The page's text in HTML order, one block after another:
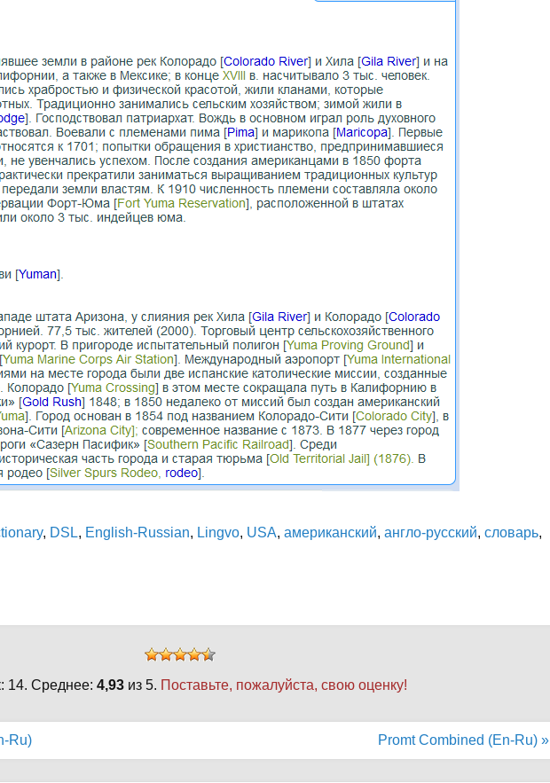
, DSL, English-Russian, Lingvo, USA, американский, англо-русский, словарь,
14. Среднее:4,93 из 5. Поставьте, пожалуйста, свою оценку!
Ru) Promt Combined (En-Ru) »